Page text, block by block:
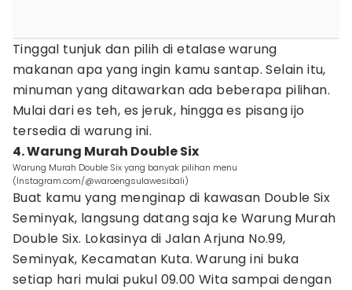
Tinggal tunjuk dan pilih di etalase warung
makanan apa yang ingin kamu santap. Selain itu,
minuman yang ditawarkan ada beberapa pilihan.
Mulai dari es teh, es jeruk, hingga es pisang ijo
tersedia di warung ini.
4. Warung Murah Double Six
Warung Murah Double Six yang banyak pilihan menu
(Instagram.com/@waroengsulawesibali)
Buat kamu yang menginap di kawasan Double Six
Seminyak, langsung datang saja ke Warung Murah
Double Six. Lokasinya di Jalan Arjuna No.99,
Seminyak, Kecamatan Kuta. Warung ini buka
setiap hari mulai pukul 09.00 Wita sampai dengan